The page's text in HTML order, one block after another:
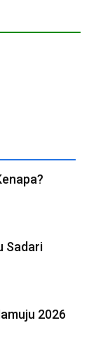
Sadari
2026